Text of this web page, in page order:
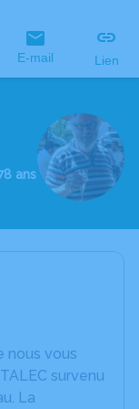
E-mail Lien
ans
nous vous
survenu
La